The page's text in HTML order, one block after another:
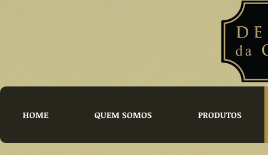
HOME QUEM SOMOS PRODUTOS